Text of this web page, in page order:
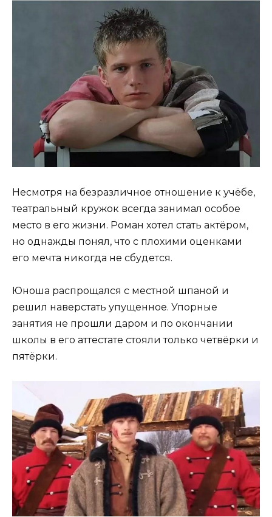
Несмотря на безразличное отношение к учёбе,
театральный кружок всегда занимал особое
место в его жизни. Роман хотел стать актёром,
но однажды понял, что с плохими оценками
его мечта никогда не сбудется.
Юноша распрощался с местной шпаной и
решил наверстать упущенное. Упорные
занятия не прошли даром и по окончании
школы в его аттестате стояли только четвёрки и
пятёрки.